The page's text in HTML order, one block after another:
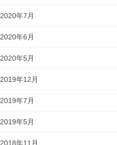
2020年7月
2020年6月
2020年5月
2019年12月
2019年7月
2019年5月
2018年11月